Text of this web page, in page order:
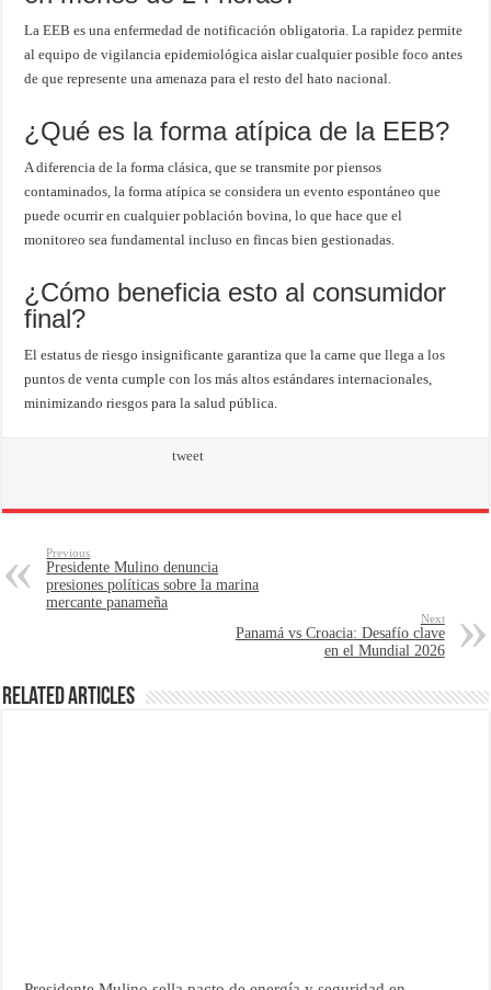
La EEB es una enfermedad de notificación obligatoria. La rapidez permite
al equipo de vigilancia epidemiológica aislar cualquier posible foco antes
de que represente una amenaza para el resto del hato nacional.
¿Qué es la forma atípica de la EEB?
A diferencia de la forma clásica, que se transmite por piensos
contaminados, la forma atípica se considera un evento espontáneo que
puede ocurrir en cualquier población bovina, lo que hace que el
monitoreo sea fundamental incluso en fincas bien gestionadas.
¿Cómo beneficia esto al consumidor
final?
El estatus de riesgo insignificante garantiza que la carne que llega a los
puntos de venta cumple con los más altos estándares internacionales,
minimizando riesgos para la salud pública.
tweet
Previous
Presidente Mulino denuncia
presiones políticas sobre la marina
mercante panameña
Next
Panamá vs Croacia: Desafío clave
en el Mundial 2026
Related Articles